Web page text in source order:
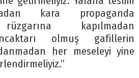
kara propaganda
kapılmadan
olmuş gafillerin
her meseleyi yine